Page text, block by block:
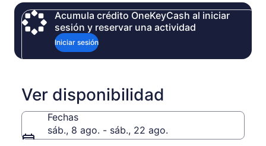
Acumula crédito OneKeyCash al iniciar
sesión y reservar una actividad
Iniciar sesión
Ver disponibilidad
Fechas
sáb., 8 ago. - sáb., 22 ago.